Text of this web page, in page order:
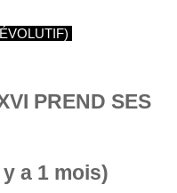
PREND SES
y a 1 mois)